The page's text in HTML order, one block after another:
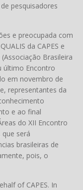
pesquisadores
e preocupada com
da CAPES e
Brasileira
último Encontro
em novembro de
representantes da
e ao final
do XII Encontro
será
brasileiras de
pois, o
of CAPES. In